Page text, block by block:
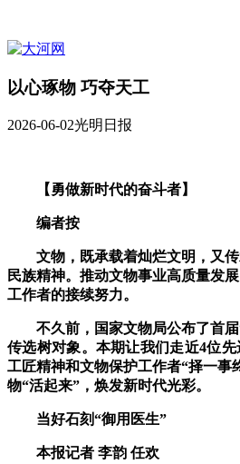
以心琢物 巧夺天工
2026-06-02光明日报
【勇做新时代的奋斗者】
编者按
文物，既承载着灿烂文明，又传
民族精神。推动文物事业高质量发
工作者的接续努力。
不久前，国家文物局公布了首届
传选树对象。本期让我们走近4位
工匠精神和文物保护工作者“择一事
物“活起来”，焕发新时代光彩。
当好石刻“御用医生”
本报记者 李韵 任欢